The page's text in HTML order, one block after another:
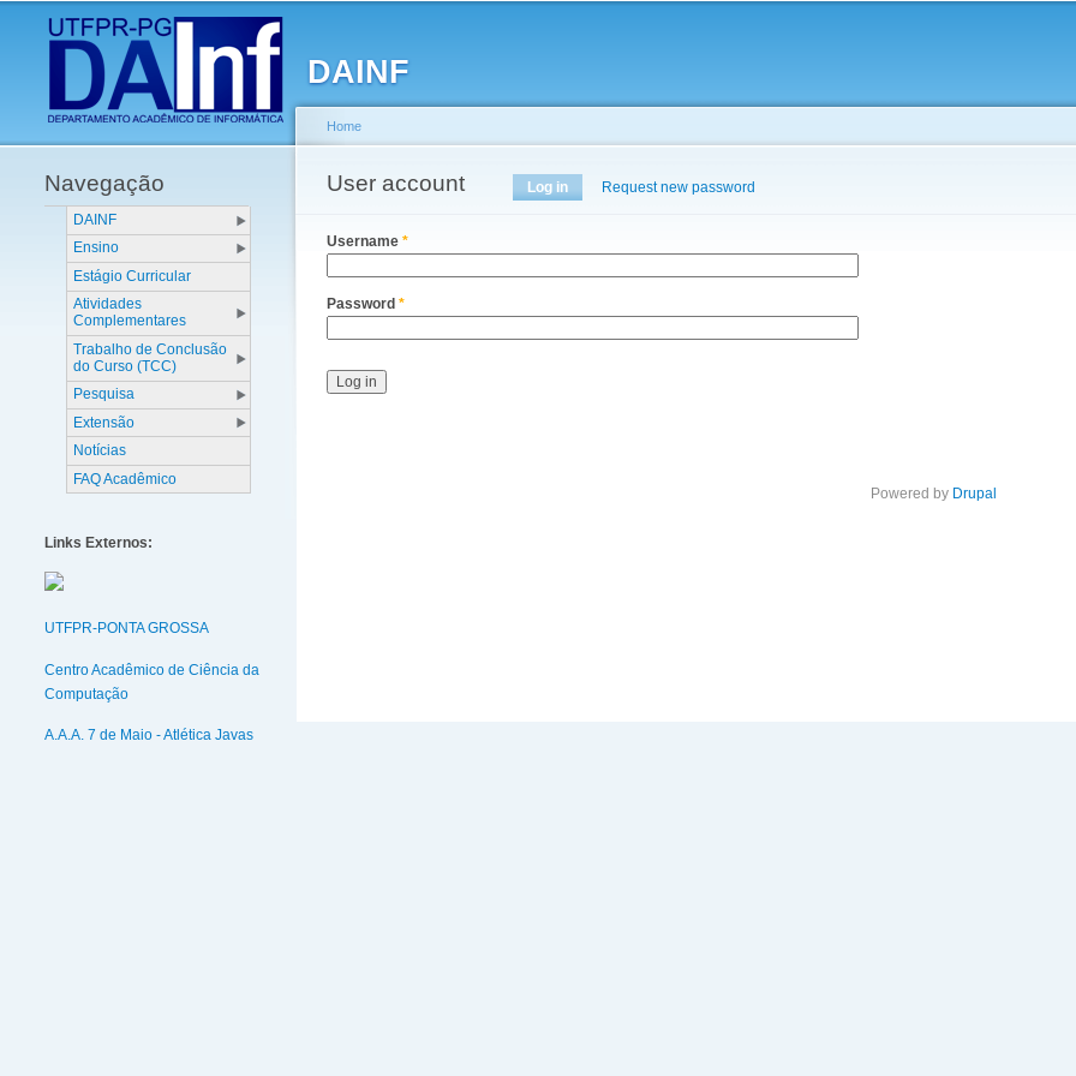
DAINF
Main menu
Navegação
DAINF
Ensino
Estágio Curricular
Atividades
Complementares
Trabalho de Conclusão
do Curso (TCC)
Pesquisa
Extensão
Notícias
FAQ Acadêmico
Links Externos:
UTFPR-PONTA GROSSA
Centro Acadêmico de Ciência da
Computação
A.A.A. 7 de Maio - Atlética Javas
You are here
Home
User account
Primary tabs Log in (active tab)
Request new password
Username *
Password *
Powered by Drupal